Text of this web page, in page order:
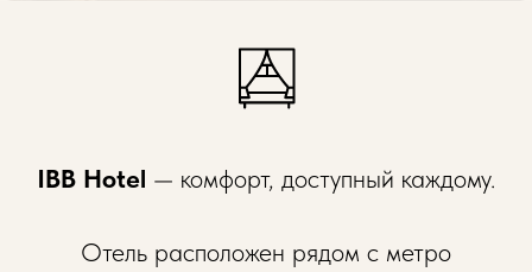
IBB Hotel — комфорт, доступный каждому.
Отель расположен рядом с метро